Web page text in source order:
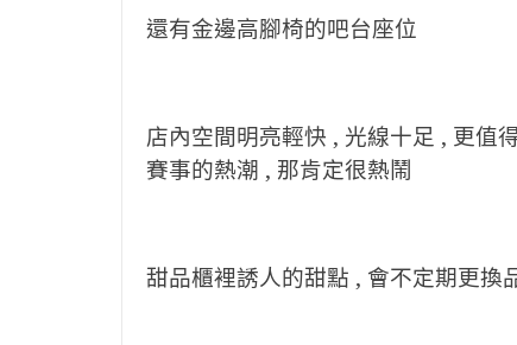
還有金邊高腳椅的吧台座位
店內空間明亮輕快 , 光線十足 , 更值
賽事的熱潮 , 那肯定很熱鬧
甜品櫃裡誘人的甜點 , 會不定期更換